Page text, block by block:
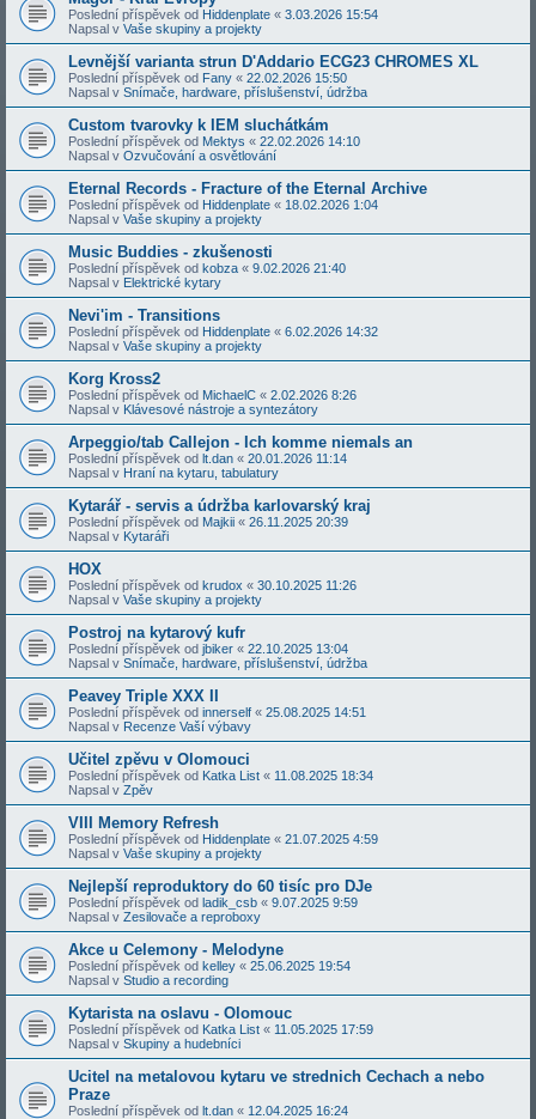
Poslední příspěvek od Hiddenplate « 3.03.2026 15:54
Napsal v Vaše skupiny a projekty
Levnější varianta strun D'Addario ECG23 CHROMES XL
Poslední příspěvek od Fany « 22.02.2026 15:50
Napsal v Snímače, hardware, příslušenství, údržba
Custom tvarovky k IEM sluchátkám
Poslední příspěvek od Mektys « 22.02.2026 14:10
Napsal v Ozvučování a osvětlování
Eternal Records - Fracture of the Eternal Archive
Poslední příspěvek od Hiddenplate « 18.02.2026 1:04
Napsal v Vaše skupiny a projekty
Music Buddies - zkušenosti
Poslední příspěvek od kobza « 9.02.2026 21:40
Napsal v Elektrické kytary
Nevi'im - Transitions
Poslední příspěvek od Hiddenplate « 6.02.2026 14:32
Napsal v Vaše skupiny a projekty
Korg Kross2
Poslední příspěvek od MichaelC « 2.02.2026 8:26
Napsal v Klávesové nástroje a syntezátory
Arpeggio/tab Callejon - Ich komme niemals an
Poslední příspěvek od lt.dan « 20.01.2026 11:14
Napsal v Hraní na kytaru, tabulatury
Kytarář - servis a údržba karlovarský kraj
Poslední příspěvek od Majkii « 26.11.2025 20:39
Napsal v Kytaráři
HOX
Poslední příspěvek od krudox « 30.10.2025 11:26
Napsal v Vaše skupiny a projekty
Postroj na kytarový kufr
Poslední příspěvek od jbiker « 22.10.2025 13:04
Napsal v Snímače, hardware, příslušenství, údržba
Peavey Triple XXX II
Poslední příspěvek od innerself « 25.08.2025 14:51
Napsal v Recenze Vaší výbavy
Učitel zpěvu v Olomouci
Poslední příspěvek od Katka List « 11.08.2025 18:34
Napsal v Zpěv
VIII Memory Refresh
Poslední příspěvek od Hiddenplate « 21.07.2025 4:59
Napsal v Vaše skupiny a projekty
Nejlepší reproduktory do 60 tisíc pro DJe
Poslední příspěvek od ladik_csb « 9.07.2025 9:59
Napsal v Zesilovače a reproboxy
Akce u Celemony - Melodyne
Poslední příspěvek od kelley « 25.06.2025 19:54
Napsal v Studio a recording
Kytarista na oslavu - Olomouc
Poslední příspěvek od Katka List « 11.05.2025 17:59
Napsal v Skupiny a hudebníci
Ucitel na metalovou kytaru ve strednich Cechach a nebo
Praze
Poslední příspěvek od lt.dan « 12.04.2025 16:24